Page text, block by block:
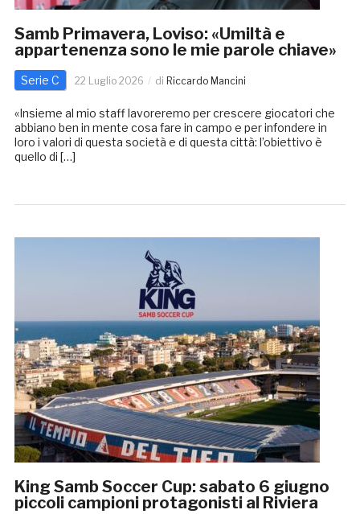
Samb Primavera, Loviso: «Umiltà e
appartenenza sono le mie parole chiave»
Serie C 22 Luglio 2026 di Riccardo Mancini
«Insieme al mio staff lavoreremo per crescere giocatori che
abbiano ben in mente cosa fare in campo e per infondere in
loro i valori di questa società e di questa città: l’obiettivo è
quello di […]
King Samb Soccer Cup: sabato 6 giugno
piccoli campioni protagonisti al Riviera